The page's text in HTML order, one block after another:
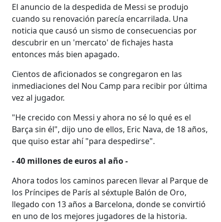
El anuncio de la despedida de Messi se produjo
cuando su renovación parecía encarrilada. Una
noticia que causó un sismo de consecuencias por
descubrir en un 'mercato' de fichajes hasta
entonces más bien apagado.
Cientos de aficionados se congregaron en las
inmediaciones del Nou Camp para recibir por última
vez al jugador.
"He crecido con Messi y ahora no sé lo qué es el
Barça sin él", dijo uno de ellos, Eric Nava, de 18 años,
que quiso estar ahí "para despedirse".
- 40 millones de euros al año -
Ahora todos los caminos parecen llevar al Parque de
los Príncipes de París al séxtuple Balón de Oro,
llegado con 13 años a Barcelona, donde se convirtió
en uno de los mejores jugadores de la historia.